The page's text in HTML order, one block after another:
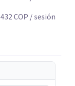
432COP / sesión